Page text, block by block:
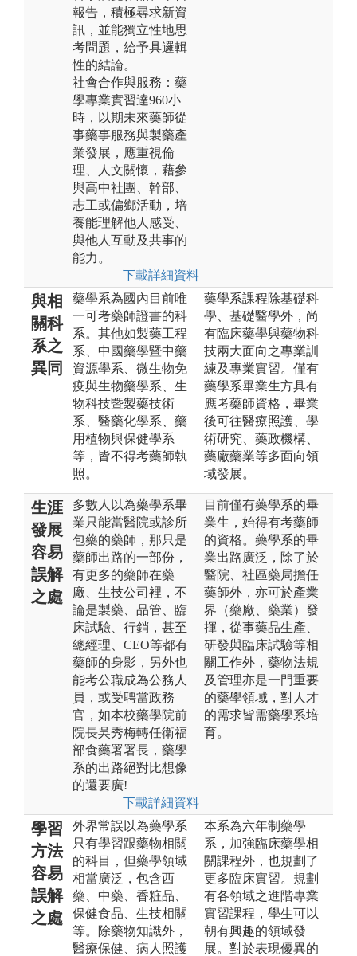
報告，積極尋求新資
訊，並能獨立性地思
考問題，給予具邏輯
性的結論。
社會合作與服務：藥
學專業實習達960小
時，以期未來藥師從
事藥事服務與製藥產
業發展，應重視倫
理、人文關懷，藉參
與高中社團、幹部、
志工或偏鄉活動，培
養能理解他人感受、
與他人互動及共事的
能力。
下載詳細資料
與相
關科
系之
異同
藥學系為國內目前唯
一可考藥師證書的科
系。其他如製藥工程
系、中國藥學暨中藥
資源學系、微生物免
疫與生物藥學系、生
物科技暨製藥技術
系、醫藥化學系、藥
用植物與保健學系
等，皆不得考藥師執
照。
藥學系課程除基礎科
學、基礎醫學外，尚
有臨床藥學與藥物科
技兩大面向之專業訓
練及專業實習。僅有
藥學系畢業生方具有
應考藥師資格，畢業
後可往醫療照護、學
術研究、藥政機構、
藥廠藥業等多面向領
域發展。
生涯
發展
容易
誤解
之處
多數人以為藥學系畢
業只能當醫院或診所
包藥的藥師，那只是
藥師出路的一部份，
有更多的藥師在藥
廠、生技公司裡，不
論是製藥、品管、臨
床試驗、行銷，甚至
總經理、CEO等都有
藥師的身影，另外也
能考公職成為公務人
員，或受聘當政務
官，如本校藥學院前
院長吳秀梅轉任衛福
部食藥署署長，藥學
系的出路絕對比想像
的還要廣!
下載詳細資料
目前僅有藥學系的畢
業生，始得有考藥師
的資格。藥學系的畢
業出路廣泛，除了於
醫院、社區藥局擔任
藥師外，亦可於產業
界（藥廠、藥業）發
揮，從事藥品生產、
研發與臨床試驗等相
關工作外，藥物法規
及管理亦是一門重要
的藥學領域，對人才
的需求皆需藥學系培
育。
學習
方法
容易
誤解
之處
外界常誤以為藥學系
只有學習跟藥物相關
的科目，但藥學領域
相當廣泛，包含西
藥、中藥、香粧品、
保健食品、生技相關
等。除藥物知識外，
醫療保健、病人照護
本系為六年制藥學
系，加強臨床藥學相
關課程外，也規劃了
更多臨床實習。規劃
有各領域之進階專業
實習課程，學生可以
朝有興趣的領域發
展。對於表現優異的